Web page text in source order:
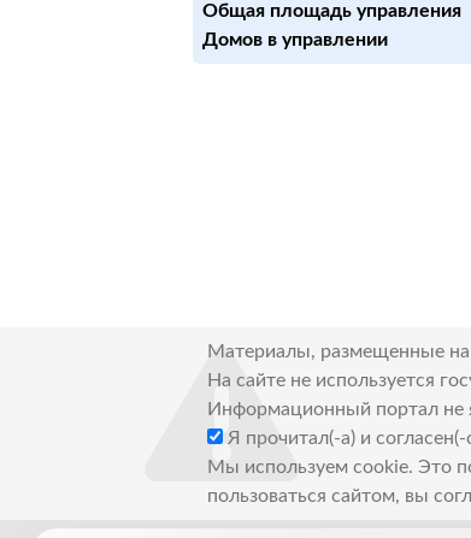
Общая площадь управления
Домов в управлении
Материалы, размещенные на
На сайте не используется
Информационный портал не
Я прочитал(-а) и согласен(-
Мы используем cookie. Это
пользоваться сайтом, вы